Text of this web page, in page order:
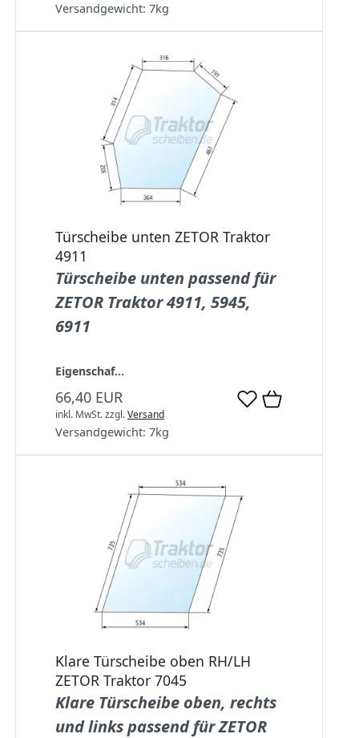
Versandgewicht: 7kg
Türscheibe unten ZETOR Traktor
4911
Türscheibe unten passend für
ZETOR Traktor 4911, 5945,
6911
Eigenschaf...
66,40 EUR
inkl. MwSt.zzgl.Versand
Versandgewicht: 7kg
Klare Türscheibe oben RH/LH
ZETOR Traktor 7045
Klare Türscheibe oben, rechts
und links passend für ZETOR